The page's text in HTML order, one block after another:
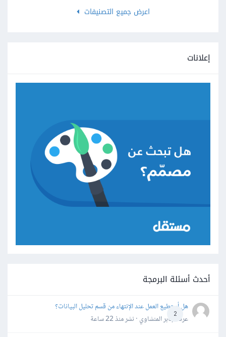
اعرض جميع التصنيفات
إعلانات
أحدث أسئلة البرمجة
2
هل أستطيع العمل عند الإنتهاء من قسم تحليل البيانات؟
عرفه جابر المنشاوي · نشرمنذ 22 ساعة